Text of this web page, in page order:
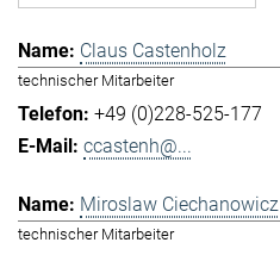
Claus Castenholz
technischer Mitarbeiter
+49 (0)228-525-177
ccastenh@...
Miroslaw Ciechanowicz
technischer Mitarbeiter